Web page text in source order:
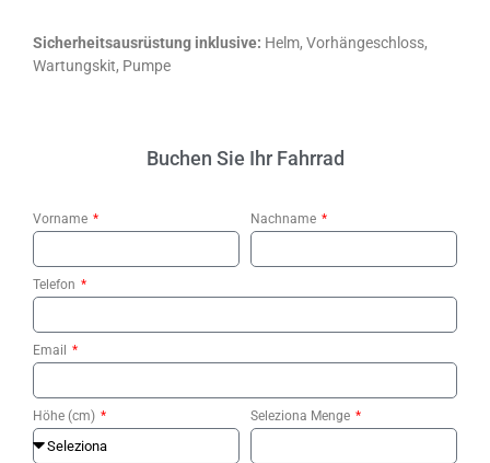
Sicherheitsausrüstung inklusive: Helm, Vorhängeschloss,
Wartungskit, Pumpe
Buchen Sie Ihr Fahrrad
Vorname Nachname
Telefon
Email
Höhe (cm) Seleziona Menge